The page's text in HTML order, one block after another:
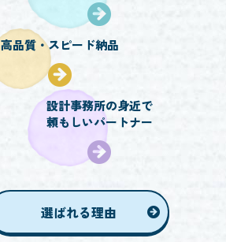
高品質・スピード納品
設計事務所の身近で
頼もしいパートナー
選ばれる理由